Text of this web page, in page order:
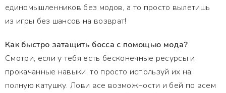
единомышленников без модов, а то просто вылетишь
из игры без шансов на возврат!
Как быстро затащить босса с помощью мода?
Смотри, если у тебя есть бесконечные ресурсы и
прокачанные навыки, то просто используй их на
полную катушку. Лови все возможности и бей по всем